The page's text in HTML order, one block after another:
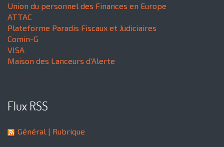
Union du personnel des Finances en Europe
ATTAC
Plateforme Paradis Fiscaux et Judiciaires
Comin-G
VISA
Maison des Lanceurs d'Alerte
Flux RSS
Général | Rubrique